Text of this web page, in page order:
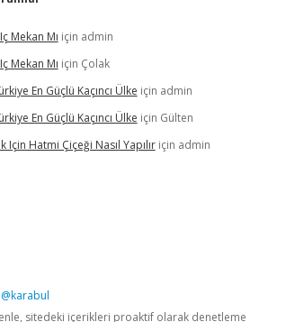
Mekan Mı için admin
Mekan Mı için Çolak
En Güçlü Kaçıncı Ülke için admin
En Güçlü Kaçıncı Ülke için Gülten
Için Hatmi Çiçeği Nasıl Yapılıriçin admin
sitedeki içerikleri proaktif olarak denetleme